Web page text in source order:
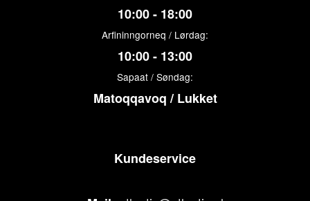
10:00 - 18:00
Arfininngorneq / Lørdag:
10:00 - 13:00
Sapaat / Søndag:
Matoqqavoq / Lukket
Kundeservice